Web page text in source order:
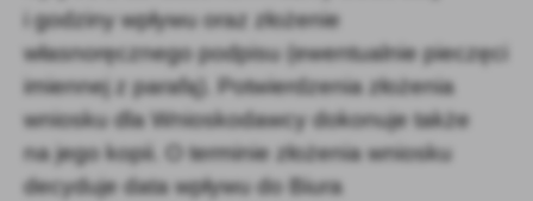
i godziny wpływu oraz złożenie
własnoręcznego podpisu (ewentualnie pieczęci
imiennej z parafą). Potwierdzenia złożenia
wniosku dla Wnioskodawcy dokonuje także
na jego kopii. O terminie złożenia wniosku
decyduje data wpływu do Biura